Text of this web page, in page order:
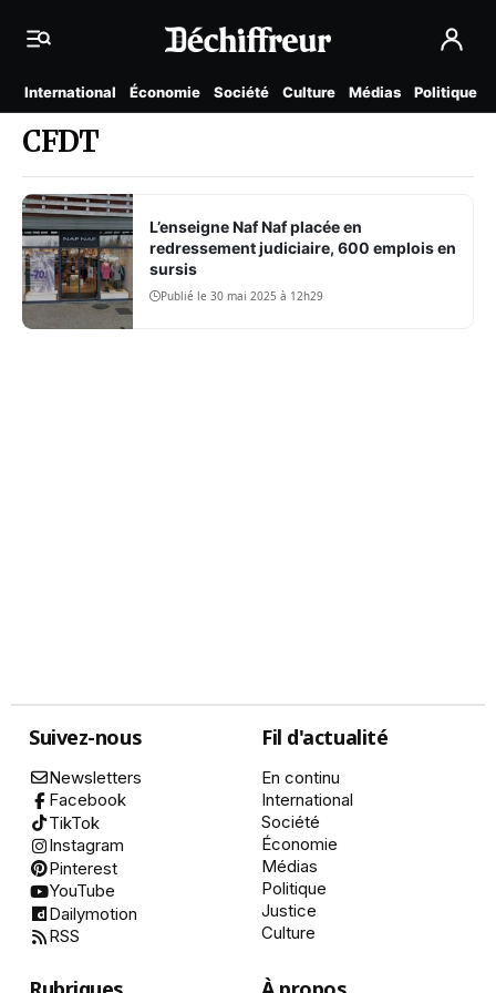
International Économie Société Culture Médias Politique
CFDT
L’enseigne Naf Naf placée en
redressement judiciaire, 600 emplois en
sursis
Publié le 30 mai 2025 à 12h29
Suivez-nous
Newsletters
Facebook
TikTok
Instagram
Pinterest
YouTube
Dailymotion
RSS
Fil d'actualité
En continu
International
Société
Économie
Médias
Politique
Justice
Culture